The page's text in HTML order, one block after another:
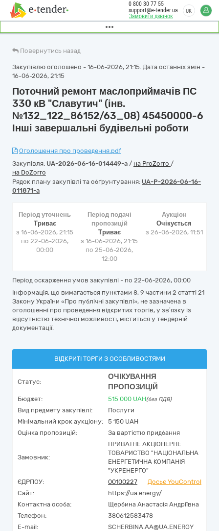
Замовити дзвінок
0 800 30 77 55
support@e-tender.ua
UK
Повернутись назад
Закупівлю оголошено - 16-06-2026, 21:15. Дата останніх змін -
16-06-2026, 21:15
Поточний ремонт маслоприймачів ПС
330 кВ "Славутич" (інв.
№132_122_86152/63_08) 45450000-6
Інші завершальні будівельні роботи
Оголошення про проведення.pdf
Закупівля: UA-2026-06-16-014449-a / на ProZorro /
на DoZorro
Рядок плану закупівлі та обґрунтування: UA-P-2026-06-16-
011871-a
Період уточнень
Триває
з 16-06-2026, 21:15
по 22-06-2026,
00:00
Період подачі
пропозицій
Триває
з 16-06-2026, 21:15
по 25-06-2026,
12:00
Аукціон
Очікується
з 26-06-2026, 11:51
Період оскарження умов закупівлі - по 22-06-2026, 00:00
Інформація, що вимагається пунктами 8, 9 частини 2 статті 21
Закону України «Про публічні закупівлі», не зазначена в
оголошенні про проведення відкритих торгів, у зв’язку із
відсутністю технічної можливості, міститься у тендерній
документації.
ВІДКРИТІ ТОРГИ З ОСОБЛИВОСТЯМИ
Статус:
ОЧІКУВАННЯ
ПРОПОЗИЦІЙ
Бюджет: 515 000 UAH(без ПДВ)
Вид предмету закупівлі:
Послуги
Мінімальний крок аукціону:
5 150 UAH
Оцінка пропозицій:
За вартістю придбання
Замовник:
ПРИВАТНЕ АКЦІОНЕРНЕ
ТОВАРИСТВО "НАЦІОНАЛЬНА
ЕНЕРГЕТИЧНА КОМПАНІЯ
"УКРЕНЕРГО"
ЄДРПОУ:
00100227
Досьє YouControl
Сайт:
https://ua.energy/
Контактна особа:
Щербина Анастасія Андріївна
Телефон:
380612583478
E-mail:
SCHERBINA.AA@UA.ENERGY